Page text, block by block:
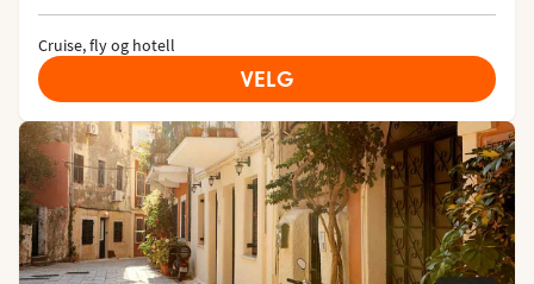
Cruise, fly og hotell
VELG